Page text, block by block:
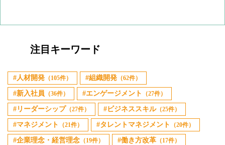
注目キーワード
人材開発 （105件） 組織開発 （62件）
新入社員 （36件） エンゲージメント （27件）
リーダーシップ （27件） ビジネススキル（25件）
マネジメント （21件） タレントマネジメント （20件）
企業理念・経営理念 （19件） 働き方改革 （17件）